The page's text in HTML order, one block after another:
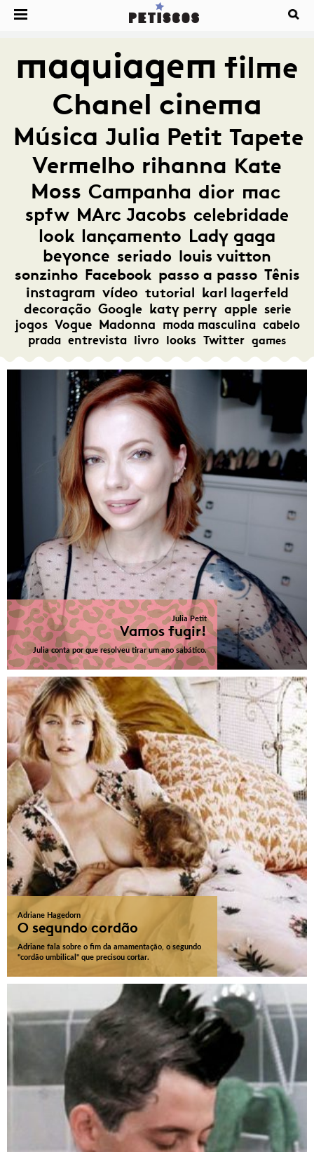
maquiagem filme
Chanel cinema
Música Julia Petit Tapete
Vermelho rihanna Kate
Moss Campanha dior mac
spfw MArc Jacobs celebridade
look lançamento Lady gaga
beyonce seriado louis vuitton
sonzinho Facebook passo a passo Tênis
instagram vídeo tutorial karl lagerfeld
decoração Google katy perry apple serie
jogos Vogue Madonna moda masculina cabelo
prada entrevista livro looks Twitter games
Julia Petit
Vamos fugir!
Julia conta por que resolveu tirar um ano sabático.
Adriane Hagedorn
O segundo cordão
Adriane fala sobre o fim da amamentação, o segundo
"cordão umbilical" que precisou cortar.